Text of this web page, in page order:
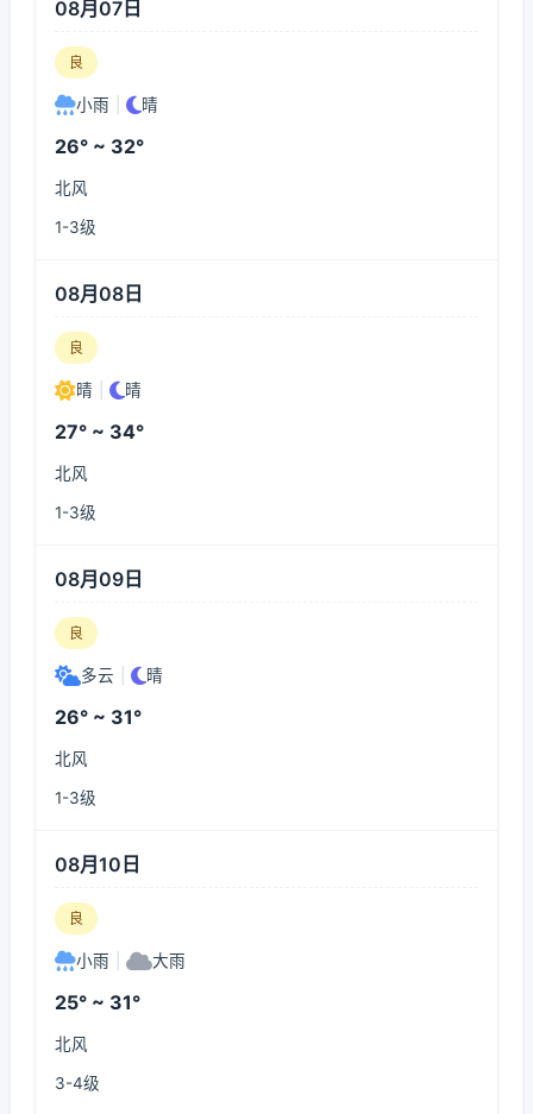
08月07日
良
小雨 晴
26° ~ 32°
北风
1-3级
08月08日
良
晴 晴
27° ~ 34°
北风
1-3级
08月09日
良
多云 晴
26° ~ 31°
北风
1-3级
08月10日
良
小雨 大雨
25° ~ 31°
北风
3-4级